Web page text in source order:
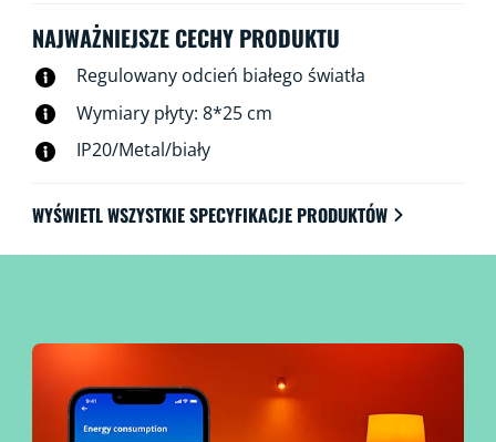
NAJWAŻNIEJSZE CECHY PRODUKTU
Regulowany odcień białego światła
Wymiary płyty: 8*25 cm
IP20/Metal/biały
WYŚWIETL WSZYSTKIE SPECYFIKACJE PRODUKTÓW